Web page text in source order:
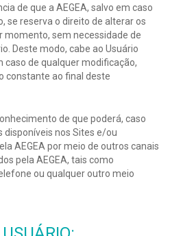
de que a AEGEA, salvo em caso
se reserva o direito de alterar os
momento, sem necessidade de
Deste modo, cabe ao Usuário
caso de qualquer modificação,
constante ao final deste
de que poderá, caso
disponíveis nos Sites e/ou
AEGEA por meio de outros canais
pela AEGEA, tais como
ou qualquer outro meio